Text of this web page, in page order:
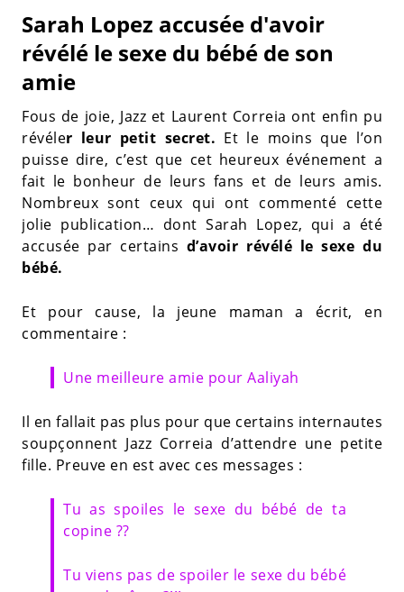
Sarah Lopez accusée d'avoir
révélé le sexe du bébé de son
amie
Fous de joie, Jazz et Laurent Correia ont enfin pu
révéler leur petit secret. Et le moins que l’on
puisse dire, c’est que cet heureux événement a
fait le bonheur de leurs fans et de leurs amis.
Nombreux sont ceux qui ont commenté cette
jolie publication… dont Sarah Lopez, qui a été
accusée par certains d’avoir révélé le sexe du
bébé.
Et pour cause, la jeune maman a écrit, en
commentaire :
Une meilleure amie pour Aaliyah
Il en fallait pas plus pour que certains internautes
soupçonnent Jazz Correia d’attendre une petite
fille. Preuve en est avec ces messages :
Tu as spoiles le sexe du bébé de ta
copine ??
Tu viens pas de spoiler le sexe du bébé